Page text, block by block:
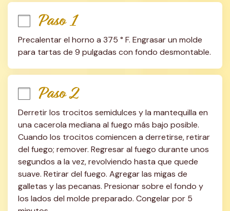
Paso 1
Precalentar el horno a 375 ° F. Engrasar un molde
para tartas de 9 pulgadas con fondo desmontable.
Paso 2
Derretir los trocitos semidulces y la mantequilla en
una cacerola mediana al fuego más bajo posible.
Cuando los trocitos comiencen a derretirse, retirar
del fuego; remover. Regresar al fuego durante unos
segundos a la vez, revolviendo hasta que quede
suave. Retirar del fuego. Agregar las migas de
galletas y las pecanas. Presionar sobre el fondo y
los lados del molde preparado. Congelar por 5